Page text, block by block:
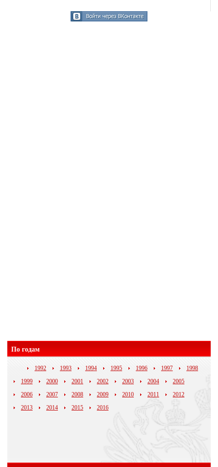
По годам
1992 1993 1994 1995 1996 1997
1998
1999
2000 2001 2002 2003 2004
2005
2006
2007 2008 2009 2010 2011
2012
2013
2014 2015 2016